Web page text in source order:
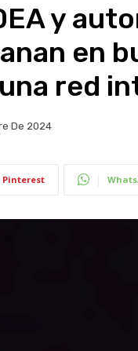
y
en
red
De 2024
Pinterest